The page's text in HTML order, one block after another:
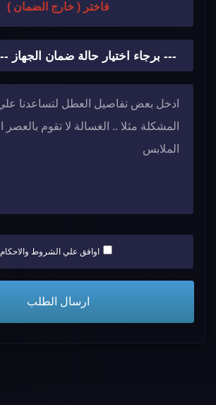
فاختر ( خارج الضمان )
اوافق علي الشروط والاحكام